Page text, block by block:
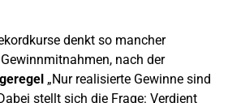
denkt so mancher
nach der
„Nur realisierte Gewinne sind
stellt sich die Frage: Verdient